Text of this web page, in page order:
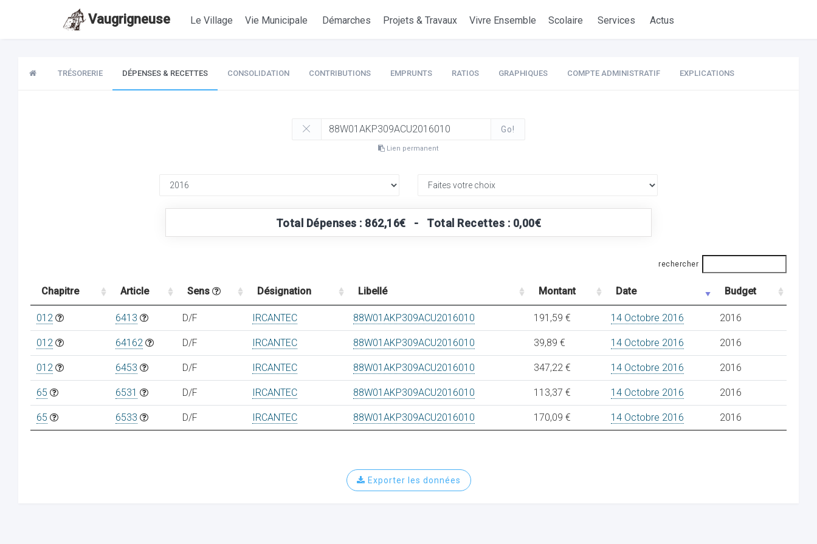
Vaugrigneuse Le Village Vie Municipale Démarches Projets & Travaux Vivre Ensemble Scolaire Services Actus
TRÉSORERIE DÉPENSES & RECETTES CONSOLIDATION CONTRIBUTIONS EMPRUNTS RATIOS GRAPHIQUES COMPTE ADMINISTRATIF EXPLICATIONS
Go!
Lien permanent
Total Dépenses : 862,16€ - Total Recettes : 0,00€
rechercher
Chapitre Article Sens Désignation Libellé Montant Date Budget
012 6413 D/F IRCANTEC 88W01AKP309ACU2016010 191,59 € 14 Octobre 2016 2016
012 64162 D/F IRCANTEC 88W01AKP309ACU2016010 39,89 € 14 Octobre 2016 2016
012 6453 D/F IRCANTEC 88W01AKP309ACU2016010 347,22 € 14 Octobre 2016 2016
65 6531 D/F IRCANTEC 88W01AKP309ACU2016010 113,37 € 14 Octobre 2016 2016
65 6533 D/F IRCANTEC 88W01AKP309ACU2016010 170,09 € 14 Octobre 2016 2016
Exporter les données